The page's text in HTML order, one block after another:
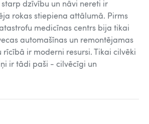
starp dzīvību un nāvi nereti ir
rokas stiepiena attālumā. Pirms
medicīnas centrs bija tikai
automašīnas un remontējamas
rīcībā ir moderni resursi. Tikai cilvēki
ir tādi paši - cilvēcīgi un